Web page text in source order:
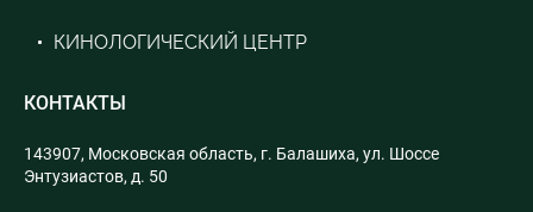
КИНОЛОГИЧЕСКИЙ ЦЕНТР
КОНТАКТЫ
143907, Московская область, г. Балашиха, ул. Шоссе
Энтузиастов, д. 50